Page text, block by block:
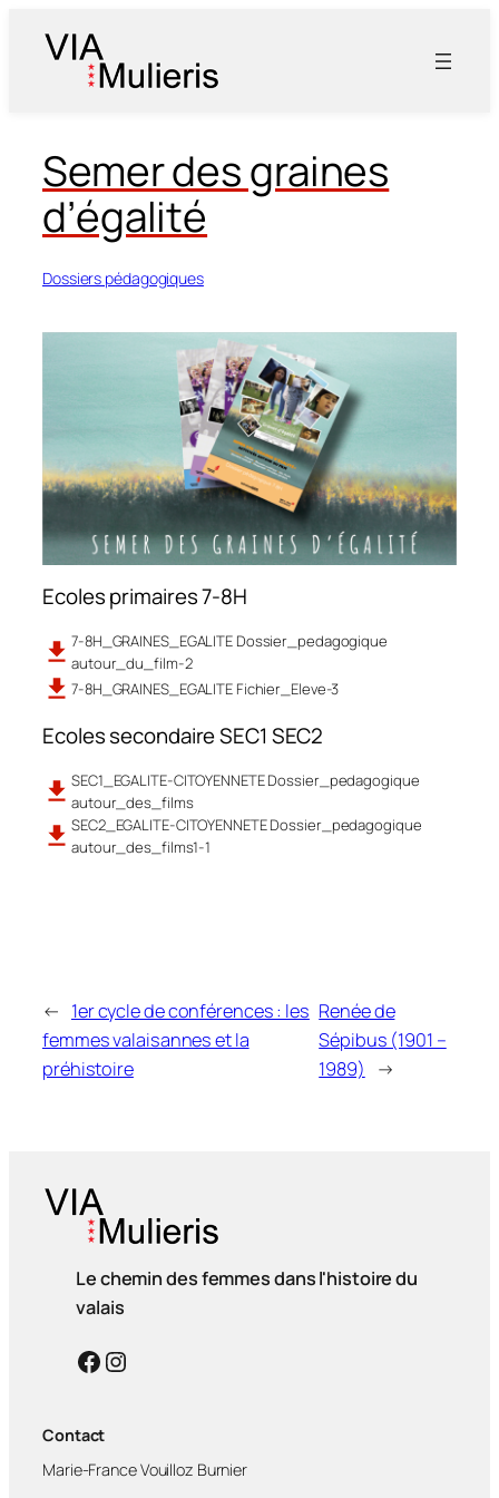
Semer des graines
d’égalité
Dossiers pédagogiques
Ecoles primaires 7-8H
7-8H_GRAINES_EGALITE Dossier_pedagogique
autour_du_film-2
7-8H_GRAINES_EGALITE Fichier_Eleve-3
Ecoles secondaire SEC1 SEC2
SEC1_EGALITE-CITOYENNETE Dossier_pedagogique
autour_des_films
SEC2_EGALITE-CITOYENNETE Dossier_pedagogique
autour_des_films1-1
← 1er cycle de conférences : les
femmes valaisannes et la
préhistoire
Renée de
Sépibus (1901 –
1989)
→
Le chemin des femmes dans l'histoire du
valais
Facebook
Instagram
Contact
Marie-France Vouilloz Burnier